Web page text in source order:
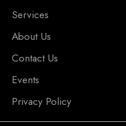
Services
About Us
Contact Us
Events
Privacy Policy